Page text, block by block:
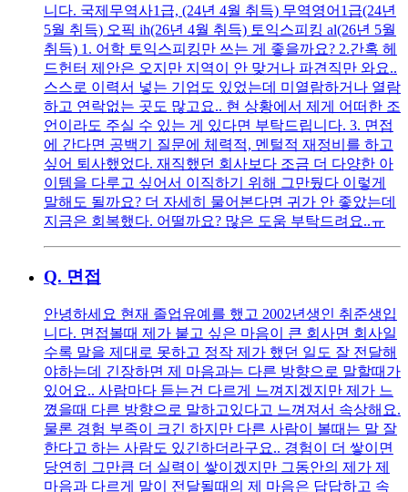
니다. 국제무역사1급, (24년 4월 취득) 무역영어1급(24년
5월 취득) 오픽 ih(26년 4월 취득) 토익스피킹 al(26년 5월
취득) 1. 어학 토익스피킹만 쓰는 게 좋을까요? 2.간혹 헤
드헌터 제안은 오지만 지역이 안 맞거나 파견직만 와요..
스스로 이력서 넣는 기업도 있었는데 미열람하거나 열람
하고 연락없는 곳도 많고요.. 현 상황에서 제게 어떠한 조
언이라도 주실 수 있는 게 있다면 부탁드립니다. 3. 면접
에 간다면 공백기 질문에 체력적, 멘털적 재정비를 하고
싶어 퇴사했었다. 재직했던 회사보다 조금 더 다양한 아
이템을 다루고 싶어서 이직하기 위해 그만뒀다 이렇게
말해도 될까요? 더 자세히 물어본다면 귀가 안 좋았는데
지금은 회복했다. 어떨까요? 많은 도움 부탁드려요..ㅠ
Q. 면접
안녕하세요 현재 졸업유예를 했고 2002년생인 취준생입
니다. 면접볼때 제가 붙고 싶은 마음이 큰 회사면 회사일
수록 말을 제대로 못하고 정작 제가 했던 일도 잘 전달해
야하는데 긴장하면 제 마음과는 다른 방향으로 말할때가
있어요.. 사람마다 듣는건 다르게 느껴지겠지만 제가 느
꼈을때 다른 방향으로 말하고있다고 느껴져서 속상해요.
물론 경험 부족이 크긴 하지만 다른 사람이 볼때는 말 잘
한다고 하는 사람도 있긴하더라구요.. 경험이 더 쌓이면
당연히 그만큼 더 실력이 쌓이겠지만 그동안의 제가 제
마음과 다르게 말이 전달될때의 제 마음은 답답하고 속